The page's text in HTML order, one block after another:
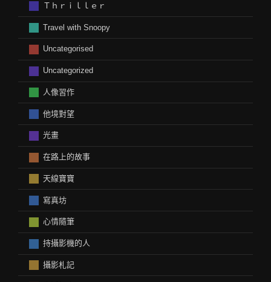
Ｔｈｒｉｌｌｅｒ
Travel with Snoopy
Uncategorised
Uncategorized
人像習作
他境對望
光畫
在路上的故事
天線寶寶
寫真坊
心情隨筆
持攝影機的人
攝影札記